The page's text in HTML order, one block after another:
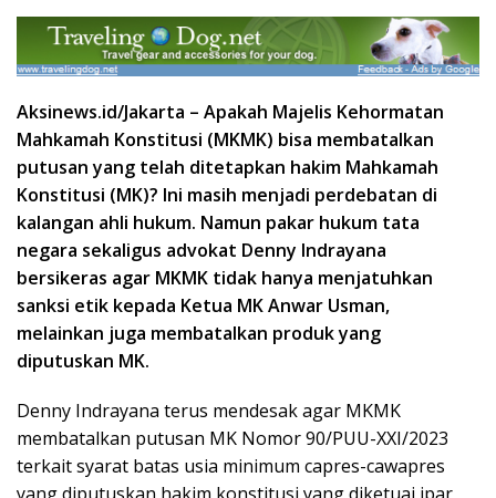
Aksinews.id/Jakarta – Apakah Majelis Kehormatan
Mahkamah Konstitusi (MKMK) bisa membatalkan
putusan yang telah ditetapkan hakim Mahkamah
Konstitusi (MK)? Ini masih menjadi perdebatan di
kalangan ahli hukum. Namun pakar hukum tata
negara sekaligus advokat Denny Indrayana
bersikeras agar MKMK tidak hanya menjatuhkan
sanksi etik kepada Ketua MK Anwar Usman,
melainkan juga membatalkan produk yang
diputuskan MK.
Denny Indrayana terus mendesak agar MKMK
membatalkan putusan MK Nomor 90/PUU-XXI/2023
terkait syarat batas usia minimum capres-cawapres